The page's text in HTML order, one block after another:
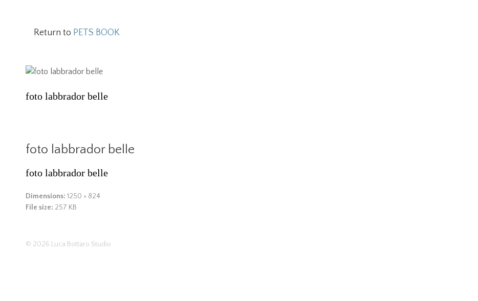
Return to PETS BOOK
foto labbrador belle
foto labbrador belle
foto labbrador belle
Dimensions: 1250 × 824
File size: 257 KB
© 2026 Luca Bottaro Studio